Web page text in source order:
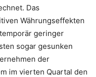
Das
Währungseffekten
geringer
sogar gesunken
der
im vierten Quartal den